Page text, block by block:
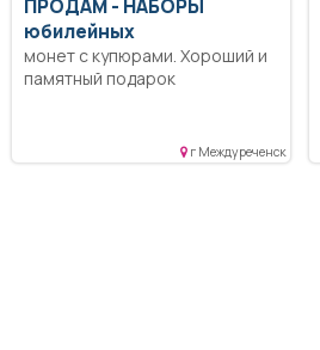
ПРОДАМ - НАБОРЫ
юбилейных
монет с купюрами. Хороший и
памятный подарок
г Междуреченск